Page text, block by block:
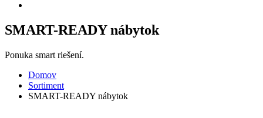
SMART-READY nábytok
Ponuka smart riešení.
Domov
Sortiment
SMART-READY nábytok